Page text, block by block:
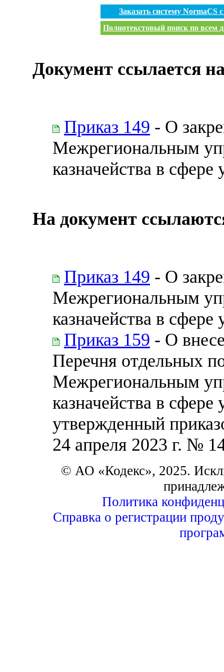
Заказать систему
Полнотекстовый поиск по всем
Документ ссылается
Приказ 149 - О
Межрегиональным
казначейства в
На документ
Приказ 149 - О
Межрегиональным
казначейства в
Приказ 159 - О
Перечня отдельных
Межрегиональным
казначейства в
утвержденный
24 апреля 2023 г. №
© АО «Кодекс», 2025.
Политика
Справка о регистрации